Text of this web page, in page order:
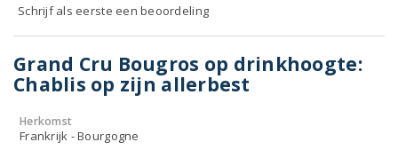
Schrijf als eerste een beoordeling
Grand Cru Bougros op drinkhoogte:
Chablis op zijn allerbest
Herkomst
Frankrijk - Bourgogne